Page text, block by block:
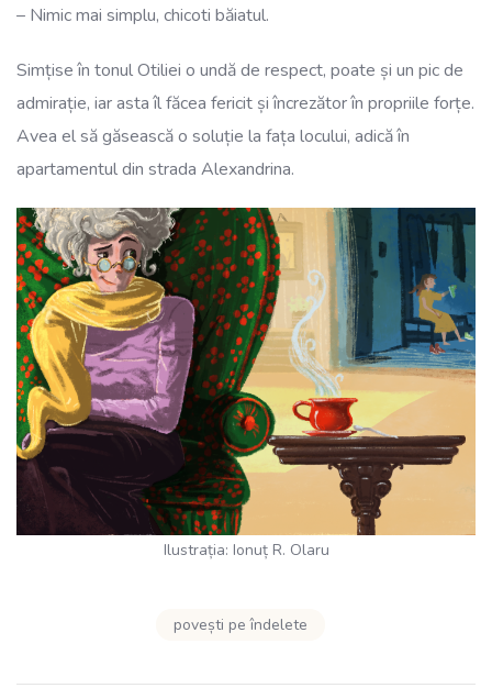
– Nimic mai simplu, chicoti băiatul.
Simțise în tonul Otiliei o undă de respect, poate și un pic de
admirație, iar asta îl făcea fericit și încrezător în propriile forțe.
Avea el să găsească o soluție la fața locului, adică în
apartamentul din strada Alexandrina.
Ilustrația: Ionuț R. Olaru
povești pe îndelete